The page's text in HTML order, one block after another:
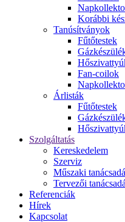
Korábbi
Tanúsítványok
Fűtőtestek
Fan-coilok
Árlisták
Fűtőtestek
Szolgáltatás
Kereskedelem
Szerviz
Műszaki
Tervezői
Referenciák
Hírek
Kapcsolat